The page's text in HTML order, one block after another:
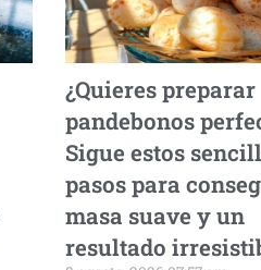
¿Quieres preparar
pandebonos
Sigue estos
pasos para
masa suave y un
resultado